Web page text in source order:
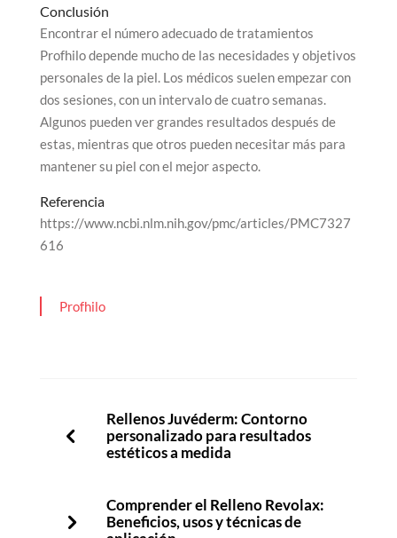
Conclusión
Encontrar el número adecuado de tratamientos
Profhilo depende mucho de las necesidades y objetivos
personales de la piel. Los médicos suelen empezar con
dos sesiones, con un intervalo de cuatro semanas.
Algunos pueden ver grandes resultados después de
estas, mientras que otros pueden necesitar más para
mantener su piel con el mejor aspecto.
Referencia
https://www.ncbi.nlm.nih.gov/pmc/articles/PMC7327
616
Profhilo
Rellenos Juvéderm: Contorno
personalizado para resultados
estéticos a medida
Comprender el Relleno Revolax:
Beneficios, usos y técnicas de